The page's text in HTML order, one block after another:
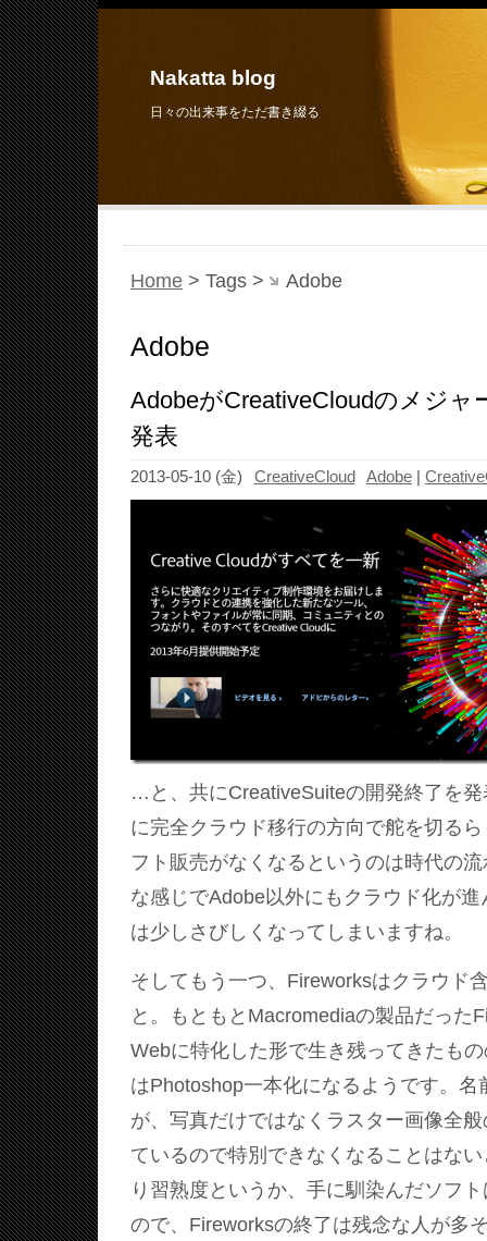
Nakatta blog
日々の出来事をただ書き綴る
Home > Tags > Adobe
Adobe
AdobeがCreativeCloudのメジャ
発表
2013-05-10 (金) CreativeCloud Adobe |
…と、共にCreativeSuiteの開発終了を
に完全クラウド移行の方向で舵を切る
フト販売がなくなるというのは時代の
な感じでAdobe以外にもクラウド化が
は少しさびしくなってしまいますね。
そしてもう一つ、Fireworksはクラウド
と。もともとMacromediaの製品だった
Webに特化した形で生き残ってきたも
はPhotoshop一本化になるようです。名
が、写真だけではなくラスター画像全
ているので特別できなくなることはな
り習熟度というか、手に馴染んだソフ
ので、Fireworksの終了は残念な人が多